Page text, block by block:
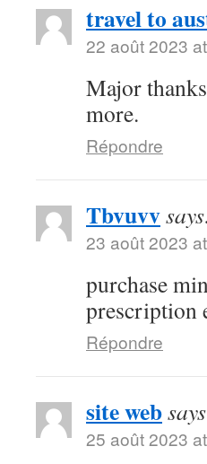
travel to
22 août 2023
Major
more.
Répondre
Tbvuvv
23 août 2023
purchase
prescription
Répondre
site web
25 août 2023